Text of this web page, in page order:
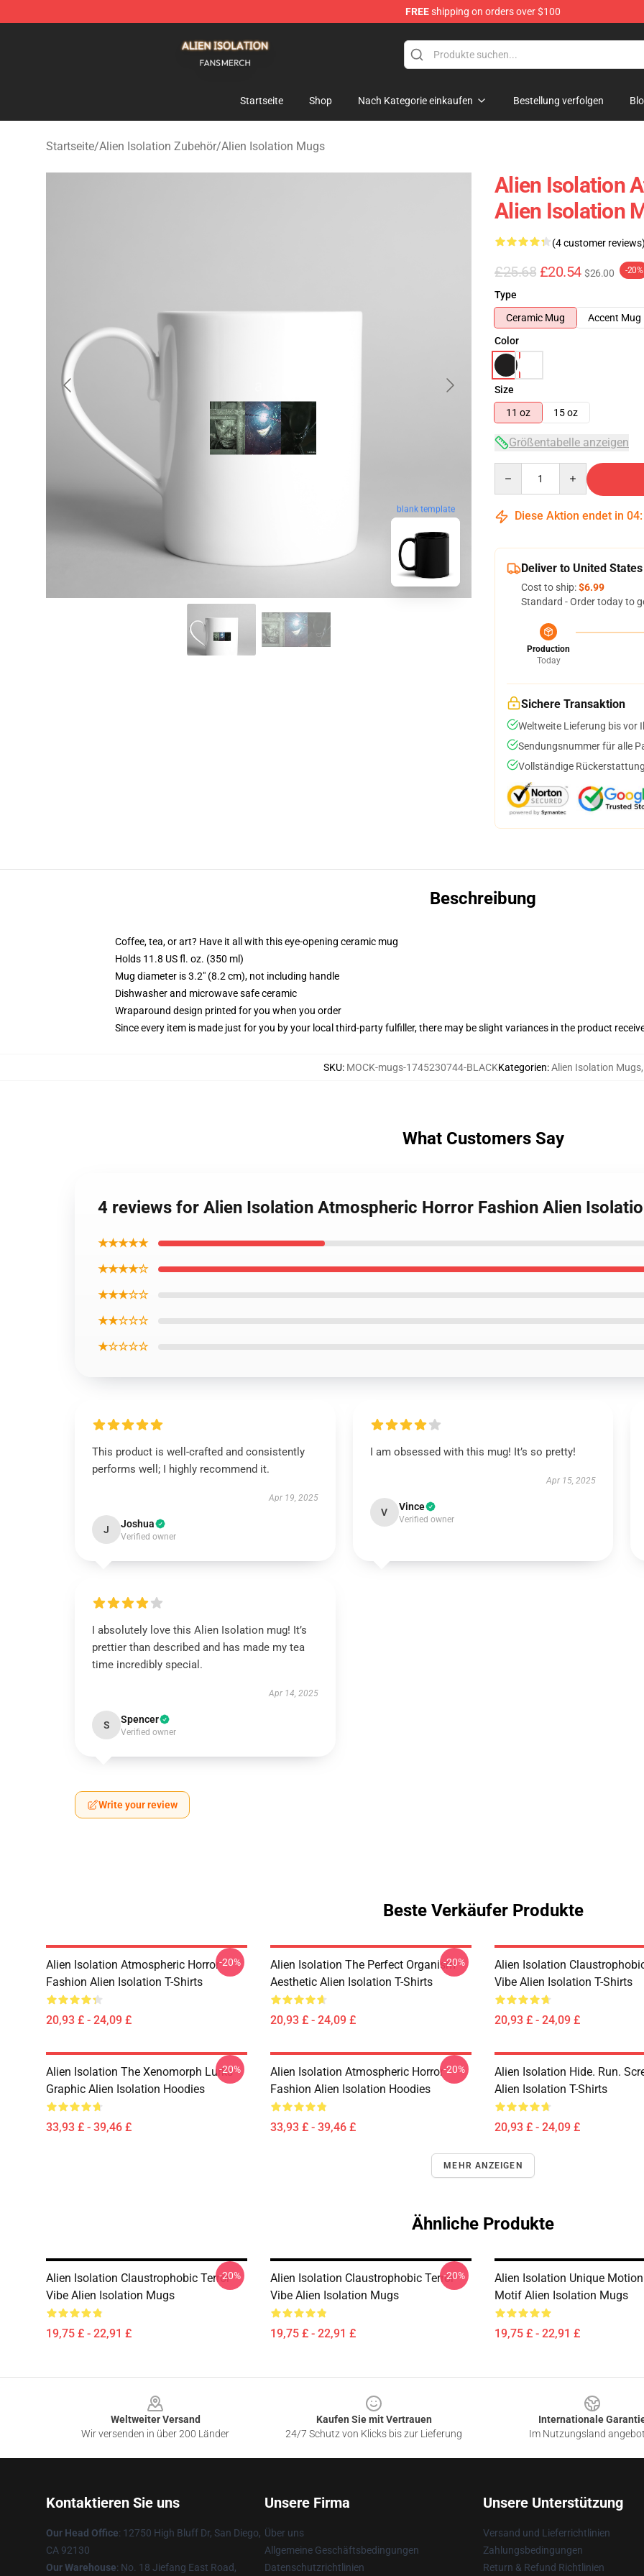
FREEshipping on orders over $100
Startseite Shop Nach Kategorie einkaufen Bestellung verfolgen
Startseite/Alien Isolation Zubehör/Alien Isolation Mugs
blank template
Alien Isolation
Alien Isolation
(4 customer reviews)
£25.68 £20.54 $26.00 -20%
Type
Ceramic Mug
Accent Mug
Color
Size
11 oz
15 oz
Größentabelle anzeigen
Diese Aktion endet in 04:
Deliver to United States
Cost to ship:$6.99
Standard - Order today to
Production
Today
Sichere Transaktion
Weltweite Lieferung bis vor
Sendungsnummer für alle
Vollständige
Beschreibung
Coffee, tea, or art? Have it all with this eye-opening ceramic mug
Holds 11.8 US fl. oz. (350 ml)
Mug diameter is 3.2" (8.2 cm), not including handle
Dishwasher and microwave safe ceramic
Wraparound design printed for you when you order
Since every item is made just for you by your local third-party fulfiller, there may be slight variances in the product
SKU: MOCK-mugs-1745230744-BLACKKategorien:Alien Isolation Mugs,
What Customers Say
4 reviews for Alien Isolation Atmospheric Horror Fashion Alien
★★★★★
★★★★☆
★★★☆☆
★★☆☆☆
★☆☆☆☆
This product is well-crafted and consistently
performs well; I highly recommend it.
Apr 19, 2025
J Joshua
Verified owner
I am obsessed with this mug! It’s so pretty!
Apr 15, 2025
V Vince
Verified owner
I absolutely love this Alien Isolation mug! It’s
prettier than described and has made my tea
time incredibly special.
Apr 14, 2025
S Spencer
Verified owner
Write your review
Beste Verkäufer Produkte
Alien Isolation Atmospheric Horror
Fashion Alien Isolation T-Shirts
20,93 £ - 24,09 £
-20%
Alien Isolation The Perfect Organism
Aesthetic Alien Isolation T-Shirts
20,93 £ - 24,09 £
-20%
Alien Isolation
Vibe Alien Isolation T-Shirts
20,93 £ - 24,09 £
Alien Isolation The Xenomorph Lurks
Graphic Alien Isolation Hoodies
33,93 £ - 39,46 £
-20%
Alien Isolation Atmospheric Horror
Fashion Alien Isolation Hoodies
33,93 £ - 39,46 £
-20%
Alien Isolation Hide. Run.
Alien Isolation T-Shirts
20,93 £ - 24,09 £
MEHR ANZEIGEN
Ähnliche Produkte
Alien Isolation Claustrophobic Terror
Vibe Alien Isolation Mugs
19,75 £ - 22,91 £
-20%
Alien Isolation Claustrophobic Terror
Vibe Alien Isolation Mugs
19,75 £ - 22,91 £
-20%
Alien Isolation Unique
Motif Alien Isolation Mugs
19,75 £ - 22,91 £
Weltweiter Versand
Wir versenden in über 200 Länder
Kaufen Sie mit Vertrauen
24/7 Schutz von Klicks bis zur Lieferung
Internationale
Im Nutzungsland
Kontaktieren Sie uns
Our Head Office: 12750 High Bluff Dr, San Diego,
CA 92130
Our Warehouse: No. 18 Jiefang East Road,
Unsere Firma
Über uns
Allgemeine Geschäftsbedingungen
Datenschutzrichtlinien
Unsere Unterstützung
Versand und Lieferrichtlinien
Zahlungsbedingungen
Return & Refund Richtlinien